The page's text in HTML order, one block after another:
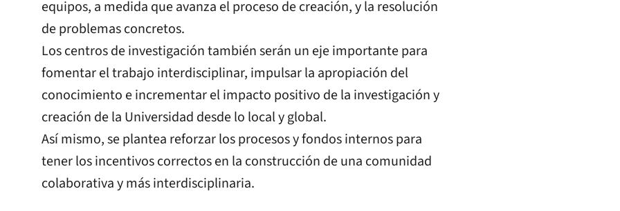
equipos, a medida que avanza el proceso de creación, y la resolución
de problemas concretos.
Los centros de investigación también serán un eje importante para
fomentar el trabajo interdisciplinar, impulsar la apropiación del
conocimiento e incrementar el impacto positivo de la investigación y
creación de la Universidad desde lo local y global.
Así mismo, se plantea reforzar los procesos y fondos internos para
tener los incentivos correctos en la construcción de una comunidad
colaborativa y más interdisciplinaria.